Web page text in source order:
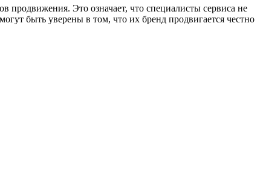
продвижения. Это означает, что специалисты сервиса не
быть уверены в том, что их бренд продвигается честно